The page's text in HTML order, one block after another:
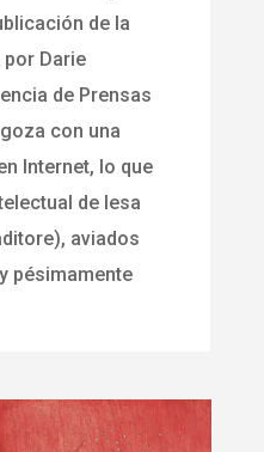
de la
Darie
de Prensas
con una
Internet, lo que
de lesa
aviados
pésimamente